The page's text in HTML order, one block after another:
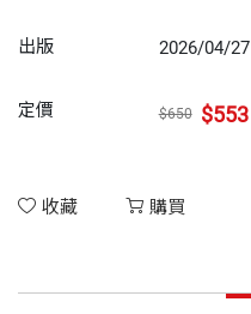
出版 2026/04/27
定價 $650 $553
收藏 購買